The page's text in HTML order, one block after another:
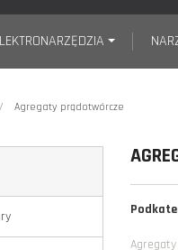
Agregaty prądotwórcze